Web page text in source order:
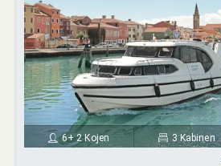
6+ 2 Kojen 3 Kabinen